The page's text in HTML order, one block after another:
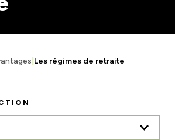
la charge de travail
travail
Les régimes de retraite